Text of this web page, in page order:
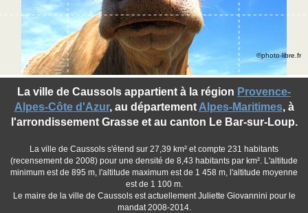
La ville de Caussols appartient à la région Provence-
Alpes-Côte d'Azur, au département Alpes-Maritimes, à
l'arrondissement Grasse et au canton Le Bar-sur-Loup.
La ville de Caussols s'étend sur 27,39 km² et compte 231 habitants
(recensement de 2008) pour une densité de 8,43 habitants par km². L'altitude
minimum est de 895 m, l'altitude maximum est de 1 458 m, l'altitude moyenne
est de 1 100 m.
Le maire de la ville de Caussols est actuellement Juliette Giovannini pour le
mandat 2008-2014.
©photo-libre.fr